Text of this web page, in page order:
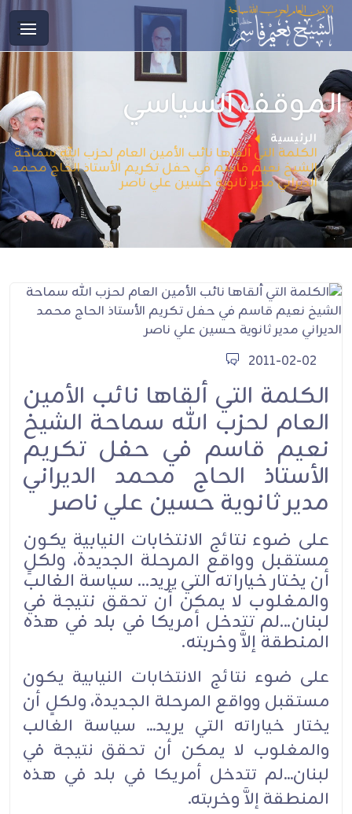
الموقف السياسي
الرئيسية
الكلمة التي ألقاها نائب الأمين العام لحزب الله سماحة
الشيخ نعيم قاسم في حفل تكريم الأستاذ الحاج محمد
الديراني مدير ثانوية حسين علي ناصر
2011-02-02
الكلمة التي ألقاها نائب الأمين
العام لحزب الله سماحة الشيخ
نعيم قاسم في حفل تكريم
الأستاذ الحاج محمد الديراني
مدير ثانوية حسين علي ناصر
على ضوء نتائج الانتخابات النيابية يكون
مستقبل وواقع المرحلة الجديدة، ولكلٍ
أن يختار خياراته التي يريد... سياسة الغالب
والمغلوب لا يمكن أن تحقق نتيجة في
لبنان...لم تتدخل أمريكا في بلد في هذه
المنطقة إلاَّ وخربته.
على ضوء نتائج الانتخابات النيابية يكون
مستقبل وواقع المرحلة الجديدة، ولكلٍ أن
يختار خياراته التي يريد... سياسة الغالب
والمغلوب لا يمكن أن تحقق نتيجة في
لبنان...لم تتدخل أمريكا في بلد في هذه
المنطقة إلاَّ وخربته.